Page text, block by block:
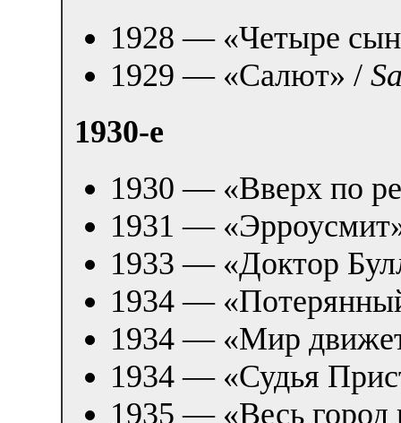
1928 — «Четыре
1929 — «Салют» /
1930-е
1930 — «Вверх по
1931 —
1933 — «Доктор
1934 —
1934 — «Мир
1934 — «Судья
1935 — «Весь город